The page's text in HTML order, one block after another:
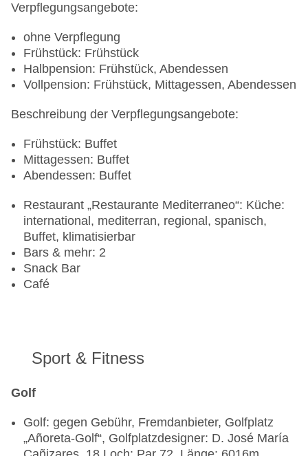
Verpflegungsangebote:
ohne Verpflegung
Frühstück: Frühstück
Halbpension: Frühstück, Abendessen
Vollpension: Frühstück, Mittagessen, Abendessen
Beschreibung der Verpflegungsangebote:
Frühstück: Buffet
Mittagessen: Buffet
Abendessen: Buffet
Restaurant „Restaurante Mediterraneo“: Küche:
international, mediterran, regional, spanisch,
Buffet, klimatisierbar
Bars & mehr: 2
Snack Bar
Café
Sport & Fitness
Golf
Golf: gegen Gebühr, Fremdanbieter, Golfplatz
„Añoreta-Golf“, Golfplatzdesigner: D. José María